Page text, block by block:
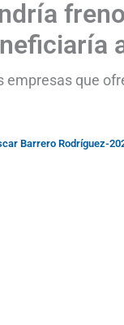
empresas que
Barrero Rodríguez-